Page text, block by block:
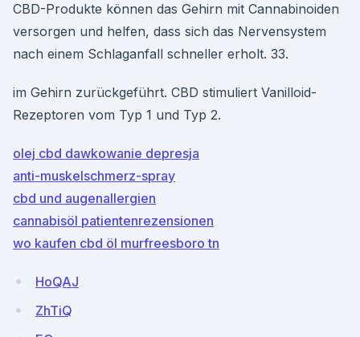
CBD-Produkte können das Gehirn mit Cannabinoiden
versorgen und helfen, dass sich das Nervensystem
nach einem Schlaganfall schneller erholt. 33.
im Gehirn zurückgeführt. CBD stimuliert Vanilloid-
Rezeptoren vom Typ 1 und Typ 2.
olej cbd dawkowanie depresja
anti-muskelschmerz-spray
cbd und augenallergien
cannabisöl patientenrezensionen
wo kaufen cbd öl murfreesboro tn
HoQAJ
ZhTiQ